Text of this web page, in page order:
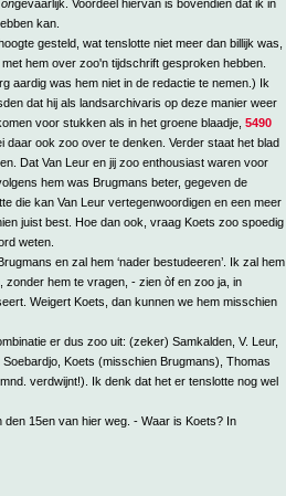
ongevaarlijk. Voordeel hiervan is bovendien dat ik in
kan.
gesteld, wat tenslotte niet meer dan billijk was,
hem over zoo'n tijdschrift gesproken hebben.
aardig was hem niet in de redactie te nemen.) Ik
dat hij als landsarchivaris op deze manier weer
voor stukken als in het groene blaadje, 5490
daar ook zoo over te denken. Verder staat het blad
Dat Van Leur en jij zoo enthousiast waren voor
hem was Brugmans beter, gegeven de
die kan Van Leur vertegenwoordigen en een meer
juist best. Hoe dan ook, vraag Koets zoo spoedig
weten.
en zal hem ‘nader bestudeeren’. Ik zal hem
zonder hem te vragen, - zien òf en zoo ja, in
Weigert Koets, dan kunnen we hem misschien
er dus zoo uit: (zeker) Samkalden, V. Leur,
Koets (misschien Brugmans), Thomas
verdwijnt!). Ik denk dat het er tenslotte nog wel
den 15en van hier weg. - Waar is Koets? In